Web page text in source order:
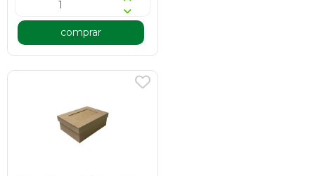
comprar